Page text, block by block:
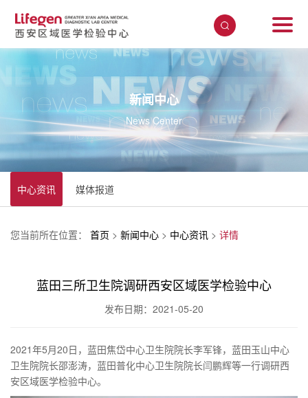
新闻中心
News Center
中心资讯 媒体报道
您当前所在位置： 首页 > 新闻中心 > 中心资讯 > 详情
蓝田三所卫生院调研西安区域医学检验中心
发布日期：2021-05-20
2021年5月20日，蓝田焦岱中心卫生院院长李军锋，蓝田玉山中心
卫生院院长邵澎涛，蓝田普化中心卫生院院长闫鹏辉等一行调研西
安区域医学检验中心。